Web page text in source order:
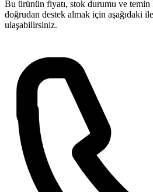
Bu ürünün fiyatı, stok durumu ve temin
doğrudan destek almak için aşağıdaki
ulaşabilirsiniz.